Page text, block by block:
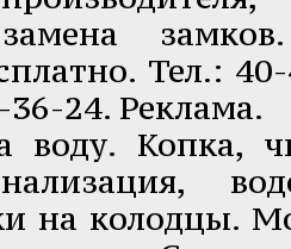
Тел.:
24. Реклама.
Копка,
на колодцы.